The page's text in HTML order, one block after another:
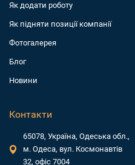
Як додати роботу
Як підняти позиції компанії
Фотогалерея
Блог
Новини
Контакти
65078, Україна, Одеська обл.,
м. Одеса, вул. Космонавтів
32, офіс 7004